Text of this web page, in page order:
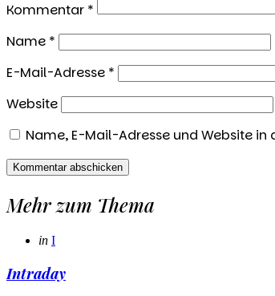
Kommentar *
Name *
E-Mail-Adresse *
Website
Name, E-Mail-Adresse und Website
Mehr zum Thema
Categories
Posted
in I
Intraday